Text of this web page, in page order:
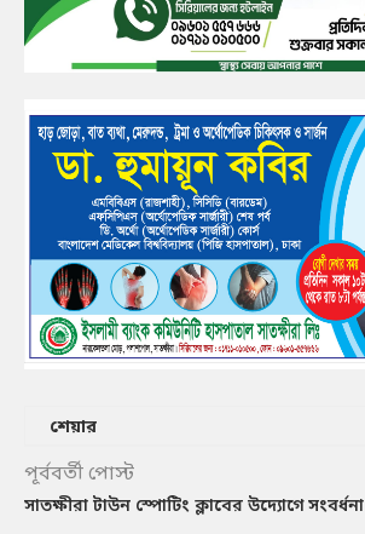
শেয়ার
পূর্ববর্তী পোস্ট
সাতক্ষীরা টাউন স্পোটিং ক্লাবের উদ্যোগে সংবর্ধনা